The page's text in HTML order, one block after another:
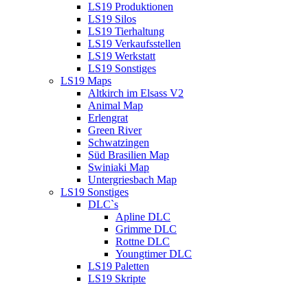
LS19 Produktionen
LS19 Silos
LS19 Tierhaltung
LS19 Verkaufsstellen
LS19 Werkstatt
LS19 Sonstiges
LS19 Maps
Altkirch im Elsass V2
Animal Map
Erlengrat
Green River
Schwatzingen
Süd Brasilien Map
Swiniaki Map
Untergriesbach Map
LS19 Sonstiges
DLC`s
Apline DLC
Grimme DLC
Rottne DLC
Youngtimer DLC
LS19 Paletten
LS19 Skripte